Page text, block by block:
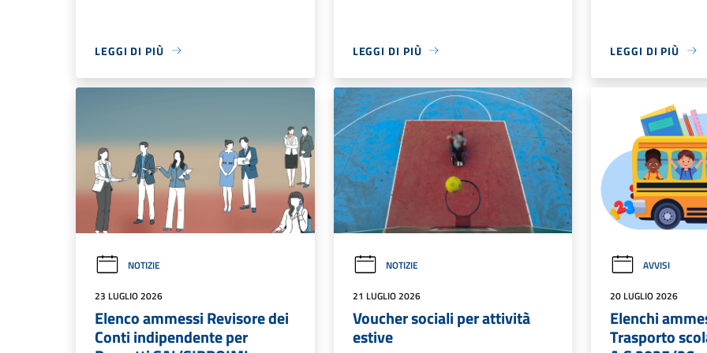
LEGGI DI PIÙ LEGGI DI PIÙ LEGGI DI PIÙ
NOTIZIE
23 LUGLIO 2026
Elenco ammessi Revisore dei
Conti indipendente per
NOTIZIE
21 LUGLIO 2026
Voucher sociali per attività
estive
AVVISI
20 LUGLIO 2026
Elenchi
Trasporto